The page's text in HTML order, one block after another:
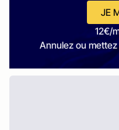
JE
12€/
Annulez ou